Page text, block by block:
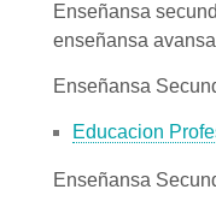
Enseñansa
enseñansa
Enseñansa
Educacion
Enseñansa